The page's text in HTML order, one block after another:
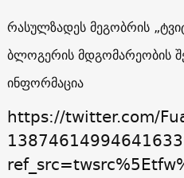
რასულზადეს მეგობრის
ბლოგერის მდგომარეობის
ინფორმაცია
https://twitter.com/